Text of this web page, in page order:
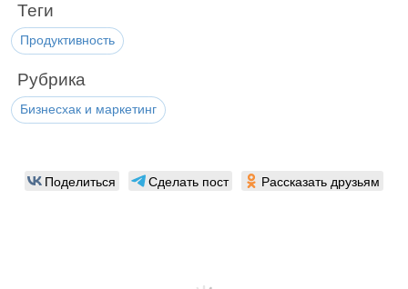
Теги
Продуктивность
Рубрика
Бизнесхак и маркетинг
Поделиться Сделать пост Рассказать друзьям